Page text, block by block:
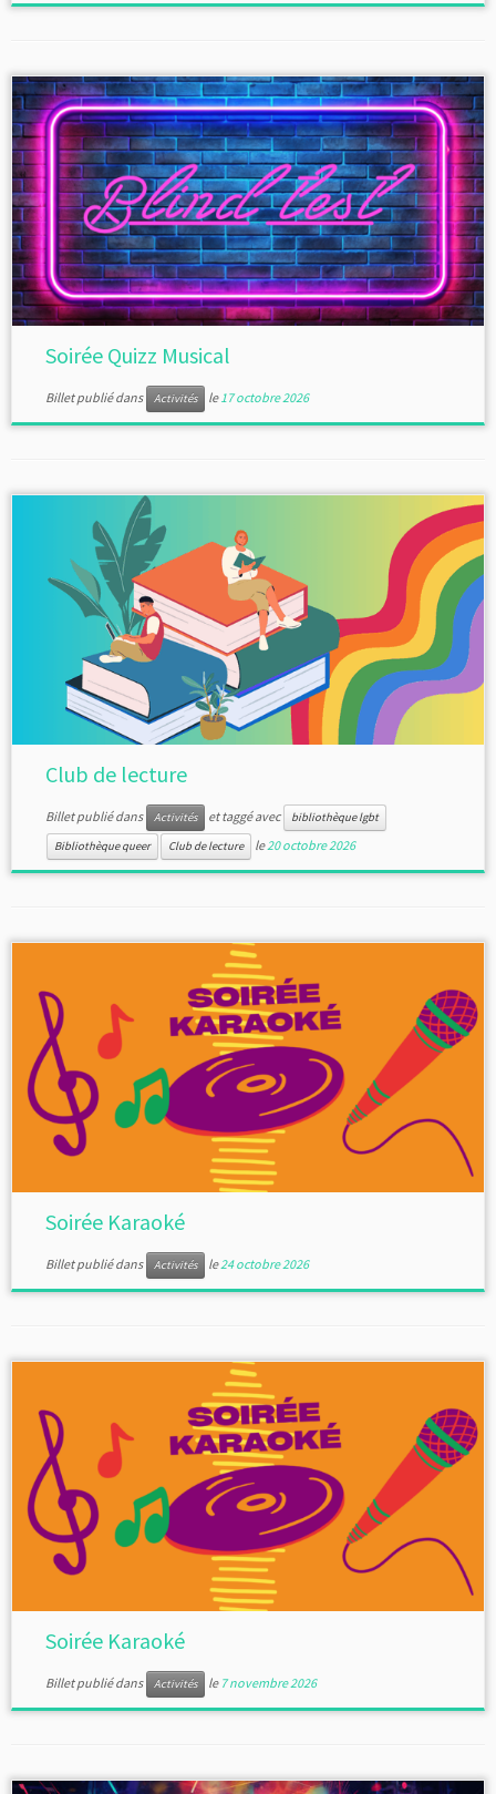
Soirée Quizz Musical
Billet publié dans Activités le 17 octobre 2026
Club de lecture
Billet publié dans Activités et taggé avec
bibliothèque lgbt
Bibliothèque queer
Club de lecture le20 octobre 2026
Soirée Karaoké
Billet publié dans Activités le24 octobre 2026
Soirée Karaoké
Billet publié dans Activités le 7 novembre 2026